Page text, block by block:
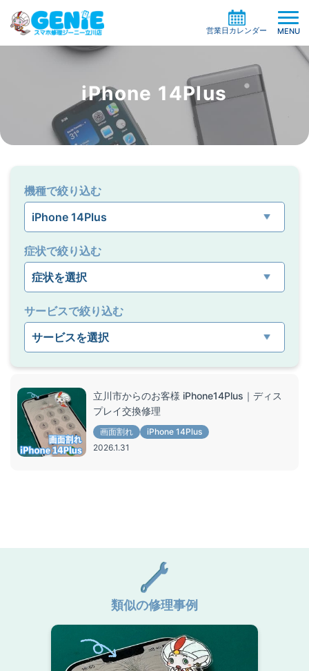
MENU
営業日カレンダー
修理料金の検索
機種一覧から探す
ケイタイサポート
修理の流れ
お役立ち情報
お客様の声
よくある質問
店舗情報
お知らせ
系列店・協力店募集
屋号を替えずに総務省登録修理業者として運営を
希望する修理店様へ
iPhone 14Plus
機種で絞り込む
症状で絞り込む
サービスで絞り込む
立川市からのお客様 iPhone14Plus｜ディス
プレイ交換修理
画面割れ
iPhone 14Plus
2026.1.31
類似の修理事例